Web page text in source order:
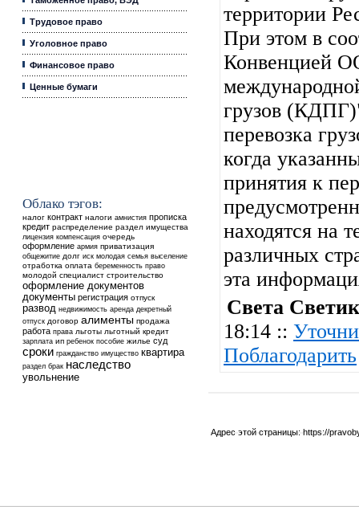
Трудовое право
Уголовное право
Финансовое право
Ценные бумаги
Облако тэгов:
налог контракт налоги амнистия прописка
кредит распределение раздел имущества
лицензия компенсация очередь
оформление армия приватизация
общежитие долг иск молодая семья выселение
отработка оплата беременность право
молодой специалист строительство
оформление документов
документы регистрация отпуск
развод недвижимость аренда декретный
отпуск договор алименты продажа
работа права льготы льготный кредит
зарплата ип ребенок пособие жилье суд
сроки гражданство имущество квартира
раздел брак наследство
увольнение
территории
При этом в
Конвенцией
грузов
перевозка
когда
принятия к
находятся на
различных
эта
Света
18:14 ::
Поблагодарить
Адрес этой страницы: https://